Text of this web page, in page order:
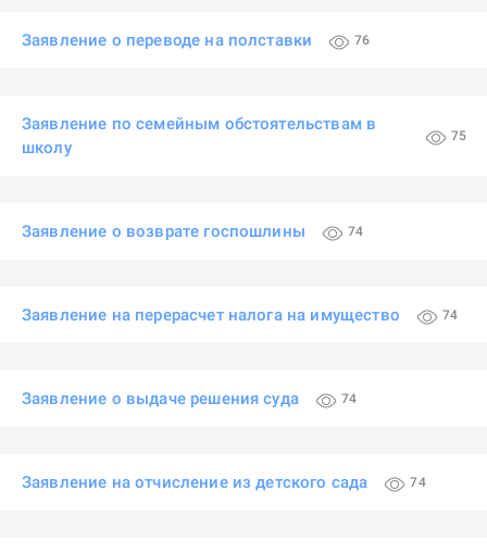
Заявление о переводе на полставки 76
Заявление по семейным обстоятельствам в
школу
75
Заявление о возврате госпошлины 74
Заявление на перерасчет налога на имущество 74
Заявление о выдаче решения суда 74
Заявление на отчисление из детского сада 74